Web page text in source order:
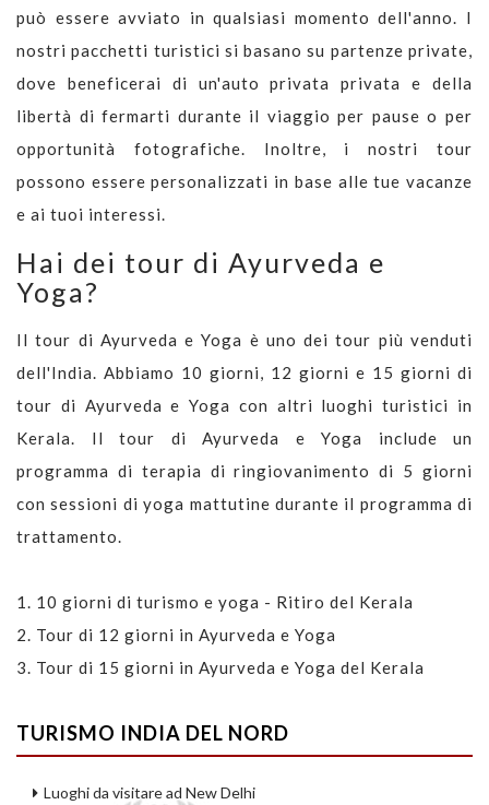
può essere avviato in qualsiasi momento dell'anno. I
nostri pacchetti turistici si basano su partenze private,
dove beneficerai di un'auto privata privata e della
libertà di fermarti durante il viaggio per pause o per
opportunità fotografiche. Inoltre, i nostri tour
possono essere personalizzati in base alle tue vacanze
e ai tuoi interessi.
Hai dei tour di Ayurveda e
Yoga?
Il tour di Ayurveda e Yoga è uno dei tour più venduti
dell'India. Abbiamo 10 giorni, 12 giorni e 15 giorni di
tour di Ayurveda e Yoga con altri luoghi turistici in
Kerala. Il tour di Ayurveda e Yoga include un
programma di terapia di ringiovanimento di 5 giorni
con sessioni di yoga mattutine durante il programma di
trattamento.
1. 10 giorni di turismo e yoga - Ritiro del Kerala
2. Tour di 12 giorni in Ayurveda e Yoga
3. Tour di 15 giorni in Ayurveda e Yoga del Kerala
TURISMO INDIA DEL NORD
Luoghi da visitare ad New Delhi